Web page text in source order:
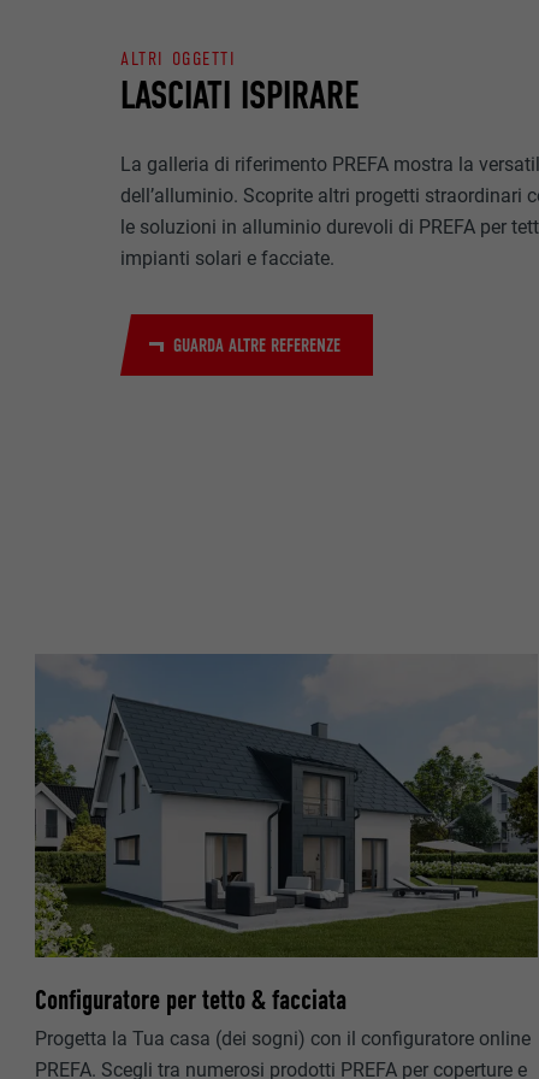
LASCIATI ISPIRARE
ALTRI OGGETTI
La galleria di riferimento PREFA mostra la
dell’alluminio. Scoprite altri progetti straordinari
le soluzioni in alluminio durevoli di PREFA per
impianti solari e facciate.
GUARDA ALTRE REFERENZE
Configuratore per tetto & facciata
Progetta la Tua casa (dei sogni) con il configuratore online
PREFA. Scegli tra numerosi prodotti PREFA per coperture e
NOME
PROVIDER
NOME
PROVIDER
DECORSO
MARKETING &
I cookie
visualizzare
Una volta
necessita più
NOME
NOME
PROVIDER